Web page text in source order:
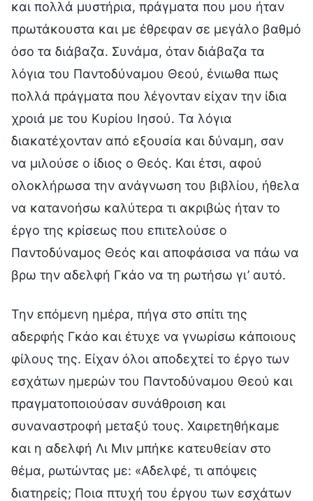
και πολλά μυστήρια, πράγματα που μου ήταν
πρωτάκουστα και με έθρεφαν σε μεγάλο βαθμό
όσο τα διάβαζα. Συνάμα, όταν διάβαζα τα
λόγια του Παντοδύναμου Θεού, ένιωθα πως
πολλά πράγματα που λέγονταν είχαν την ίδια
χροιά με του Κυρίου Ιησού. Τα λόγια
διακατέχονταν από εξουσία και δύναμη, σαν
να μιλούσε ο ίδιος ο Θεός. Και έτσι, αφού
ολοκλήρωσα την ανάγνωση του βιβλίου, ήθελα
να κατανοήσω καλύτερα τι ακριβώς ήταν το
έργο της κρίσεως που επιτελούσε ο
Παντοδύναμος Θεός και αποφάσισα να πάω να
βρω την αδελφή Γκάο να τη ρωτήσω γι’ αυτό.
Την επόμενη ημέρα, πήγα στο σπίτι της
αδερφής Γκάο και έτυχε να γνωρίσω κάποιους
φίλους της. Είχαν όλοι αποδεχτεί το έργο των
εσχάτων ημερών του Παντοδύναμου Θεού και
πραγματοποιούσαν συνάθροιση και
συναναστροφή μεταξύ τους. Χαιρετηθήκαμε
και η αδελφή Λι Μιν μπήκε κατευθείαν στο
θέμα, ρωτώντας με: «Αδελφέ, τι απόψεις
διατηρείς; Ποια πτυχή του έργου των εσχάτων